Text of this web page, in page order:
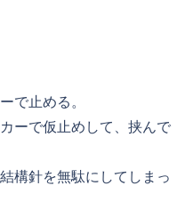
で止める。
ーで仮止めして、挟んで
構針を無駄にしてしまっ